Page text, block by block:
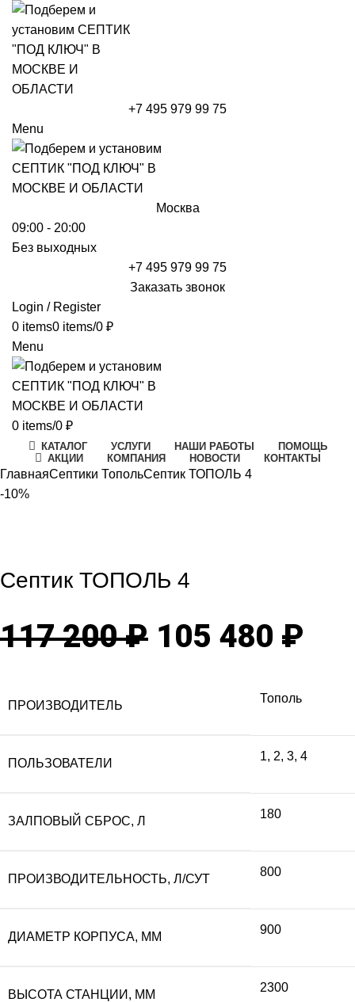
+7 495 979 99 75
Menu
Москва
09:00 - 20:00
Без выходных
+7 495 979 99 75
Заказать звонок
Login / Register
0 items0 items/0 ₽
Menu
0 items/0 ₽
КАТАЛОГ УСЛУГИ НАШИ РАБОТЫ
ПОМОЩЬ
АКЦИИ
КОМПАНИЯ НОВОСТИ КОНТАКТЫ
ГлавнаяСептики ТопольСептик ТОПОЛЬ 4
-10%
Септик ТОПОЛЬ 4
117 200₽
составляла
105 480 ₽
ПРОИЗВОДИТЕЛЬ
Тополь
ПОЛЬЗОВАТЕЛИ
1, 2, 3, 4
ЗАЛПОВЫЙ СБРОС, Л
180
ПРОИЗВОДИТЕЛЬНОСТЬ, Л/СУТ
800
ДИАМЕТР КОРПУСА, ММ
900
ВЫСОТА СТАНЦИИ, ММ
2300